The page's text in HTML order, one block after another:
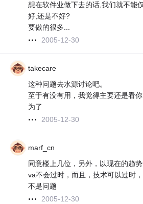
想在软件业做下去的话,我们就不能
好,还是不好?
要做的很多...
2005-12-30
takecare
这种问题去水源讨论吧。
至于有没有用，我觉得主要还是看
为了
2005-12-30
marf_cn
同意楼上几位，另外，以现在的趋
va不会过时，而且，技术可以过时
不是问题
2005-12-30